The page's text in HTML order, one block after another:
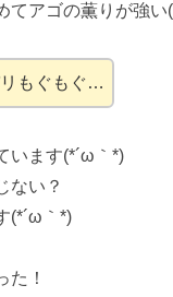
てアゴの薫りが強い
もぐもぐ…
います(*´ω｀*)
ない？
(*´ω｀*)
た！